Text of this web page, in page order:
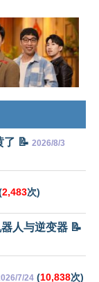
了 📝 2026/8/3
2,483次)
人与逆变器 📝
7/24 (10,838次)